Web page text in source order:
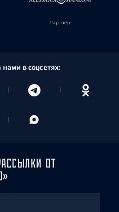
Партнёр
в соцсетях:
ОТ